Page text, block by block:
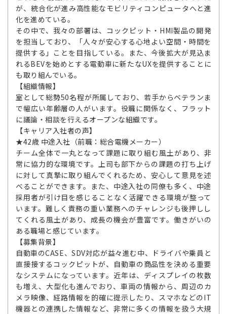
が、統合化が進み高性能なモビリティコンピュータへと進
化を進めている。
その中で、我々の部署は、コックピット・HMI製品の開発
を担当しており、「人々が安心する心地よい空間・時間を
提供する」ことを目指している。また、今後拡大が見込ま
れるBEVを始めとする電動車に新たなUXを提供することに
も取り組んでいる。
【組織情報】
室として総勢50名程が所属しており、若手からベテランま
で幅広い年齢層の人がいます。役職に関係なく、フラット
に議論・相談を行えるオープンな組織です。
【キャリア入社者の声】
★42歳 中途入社（前職：総合電機メーカー）
チーム全体で一丸となって課題に取り組む風土があり、非
常に協力的な環境です。上司も部下からの課題の打ち上げ
に対して真摯に取り組んでくれるため、安心して意見を述
べることができます。また、中途入社の同僚も多く、中途
採用者が引け目を感じることなく活躍できる環境が整って
います。難しく責務の重い業務へのチャレンジも後押しし
てくれる風土があり、成長の機会が豊富です。働きがいの
ある職場と感じています。
【募集背景】
自動車のCASE、SDV対応が益々進む中、ドライバや乗員と
直接接するコックピットが、自動車の商品性を決める重要
なシステムになっています。近年は、ディスプレイの枚数
も増え、大型化も進んでおり、車両の情報から、周辺のカ
メラ映像、経路情報を的確に提示したり、スマホなどのIT
機器との連携した情報など、非常に多くの情報を扱う大規